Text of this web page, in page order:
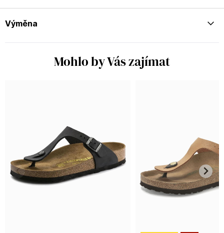
Výměna
Mohlo by Vás zajímat